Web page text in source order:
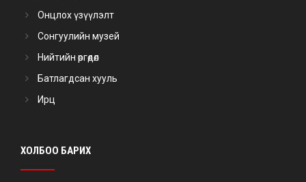
Онцлох үзүүлэлт
Сонгуулийн музей
Нийтийн өргөдөл
Батлагдсан хууль
Ирц
ХОЛБОО БАРИХ